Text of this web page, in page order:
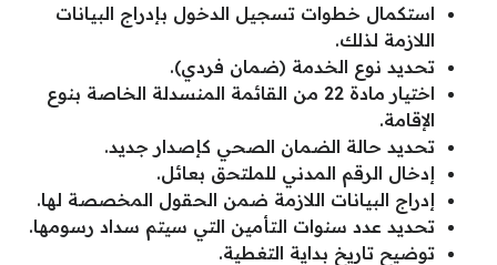
استكمال خطوات تسجيل الدخول بإدراج البيانات
اللازمة لذلك.
تحديد نوع الخدمة (ضمان فردي).
اختيار مادة 22 من القائمة المنسدلة الخاصة بنوع
الإقامة.
تحديد حالة الضمان الصحي كإصدار جديد.
إدخال الرقم المدني للملتحق بعائل.
إدراج البيانات اللازمة ضمن الحقول المخصصة لها.
تحديد عدد سنوات التأمين التي سيتم سداد رسومها.
توضيح تاريخ بداية التغطية.